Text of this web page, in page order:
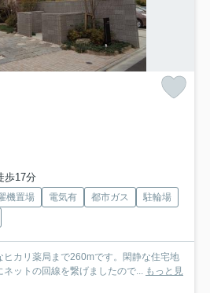
歩17分
機置場 電気有 都市ガス
駐輪場
カリ薬局まで260mです。閑静な住宅地
ットの回線を繋げましたので... もっと見